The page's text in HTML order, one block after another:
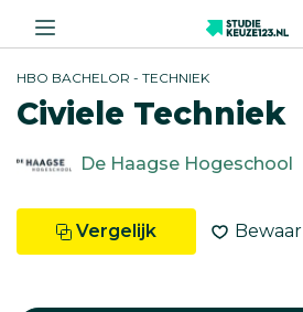
HBO BACHELOR - TECHNIEK
Civiele Techniek
De Haagse Hogeschool
Vergelijk Bewaar